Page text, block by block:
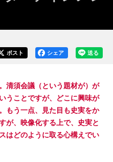
送る
シェア
ポスト
須会議（という題材が）が
うことですが、どこに興味が
もう一点、見た目も史実をか
が、映像化する上で、史実と
はどのように取る心構えでい